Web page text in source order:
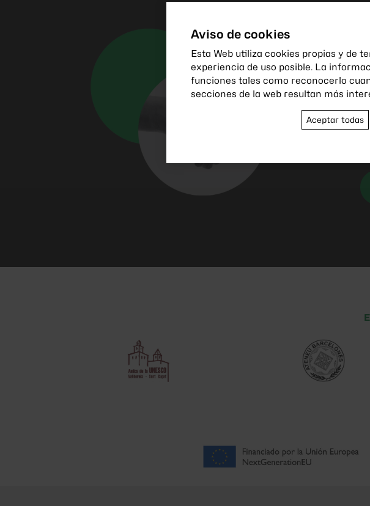
Aviso de cookies
Esta Web utiliza cookies propias y de
experiencia de uso posible. La
funciones tales como reconocerlo
secciones de la web resultan más
Aceptar todas